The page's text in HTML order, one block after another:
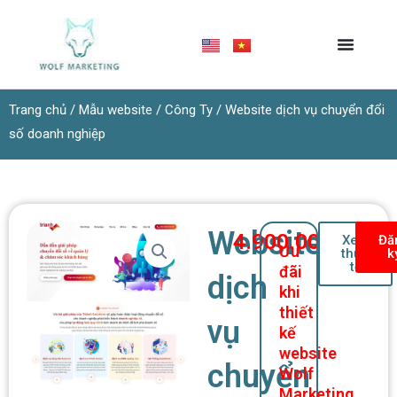
dung
Trang chủ / Mẫu website / Công Ty / Website dịch vụ chuyển đổi
số doanh nghiệp
Website
dịch
vụ
chuyển
4.900.000 ₫
Ưu
đãi
khi
thiết
kế
website
Wolf
Xem
thực
tế